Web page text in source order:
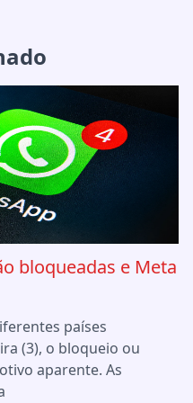
bloqueadas e Meta
países
(3), o bloqueio ou
aparente. As